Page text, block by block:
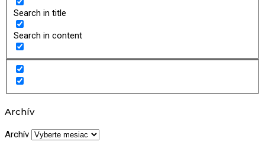
Search in title
Search in content
Archív
Archív